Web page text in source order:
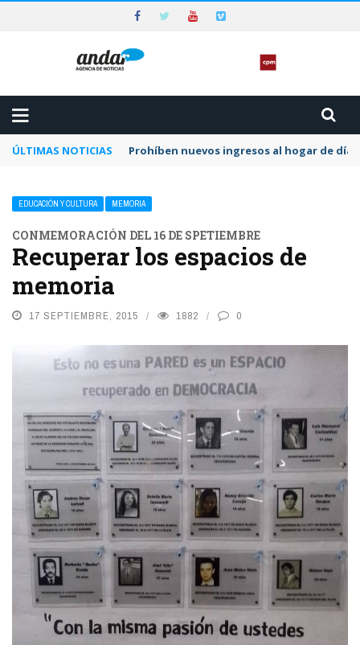
ÚLTIMAS NOTICIAS Prohíben nuevos ingresos al hogar de día
EDUCACIÓN Y CULTURA MEMORIA
CONMEMORACIÓN DEL 16 DE SPETIEMBRE
Recuperar los espacios de
memoria
17 SEPTIEMBRE, 2015 1882 0